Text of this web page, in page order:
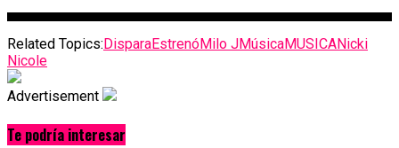
Related Topics: DisparaEstrenóMilo JMúsicaMUSICANicki
Nicole
Advertisement
Te podría interesar